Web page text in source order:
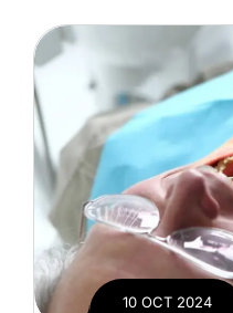
10 OCT 2024